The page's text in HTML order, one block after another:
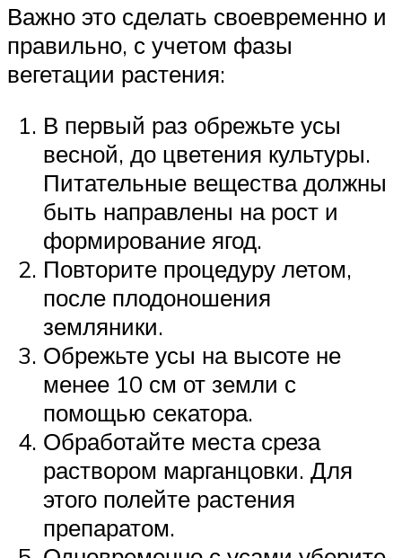
Важно это сделать своевременно и
правильно, с учетом фазы
вегетации растения:
В первый раз обрежьте усы
весной, до цветения культуры.
Питательные вещества должны
быть направлены на рост и
формирование ягод.
Повторите процедуру летом,
после плодоношения
земляники.
Обрежьте усы на высоте не
менее 10 см от земли с
помощью секатора.
Обработайте места среза
раствором марганцовки. Для
этого полейте растения
препаратом.